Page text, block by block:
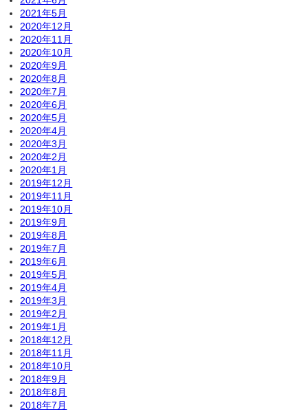
2021年5月
2020年12月
2020年11月
2020年10月
2020年9月
2020年8月
2020年7月
2020年6月
2020年5月
2020年4月
2020年3月
2020年2月
2020年1月
2019年12月
2019年11月
2019年10月
2019年9月
2019年8月
2019年7月
2019年6月
2019年5月
2019年4月
2019年3月
2019年2月
2019年1月
2018年12月
2018年11月
2018年10月
2018年9月
2018年8月
2018年7月